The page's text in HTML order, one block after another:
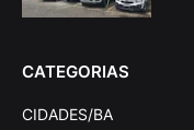
CATEGORIAS
CIDADES/BA